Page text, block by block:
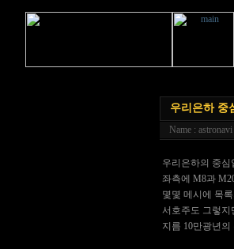
우리은하 중
Name : astronavi
우리은하의 중심
좌측에 M8과
몇몇 메시에 목
서호주도 그렇
지름 10만광년